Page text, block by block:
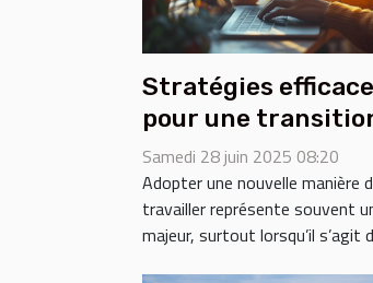
Stratégies
pour une
sereine vers le
freelance
Samedi 28 juin 2025 08:20
Adopter une nouvelle manière
travailler représente souvent
majeur, surtout lorsqu’il s’agit